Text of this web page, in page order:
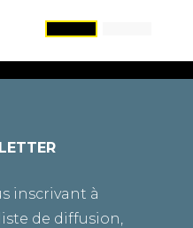
inscrivant à
de diffusion,